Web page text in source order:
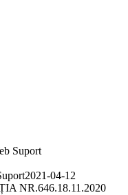
Suport
2021-04-12
NR.646.18.11.2020